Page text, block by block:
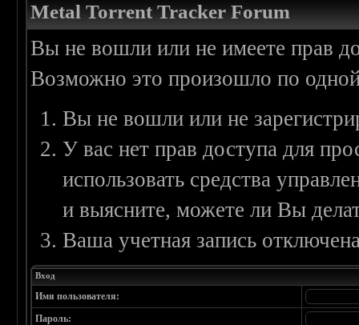
Metal Torrent Tracker Forum
Вы не вошли или не имеете прав
Возможно это произошло по
Вы не вошли или не
У вас нет прав доступа для
использовать средства
и выясните, можете ли Вы
Ваша учетная запись
Вход
Имя пользователя:
Пароль: